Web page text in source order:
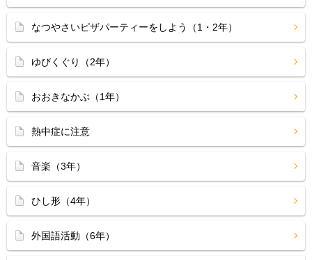
なつやさいピザパーティーをしよう（1・2年）
ゆびくぐり（2年）
おおきなかぶ（1年）
熱中症に注意
音楽（3年）
ひし形（4年）
外国語活動（6年）